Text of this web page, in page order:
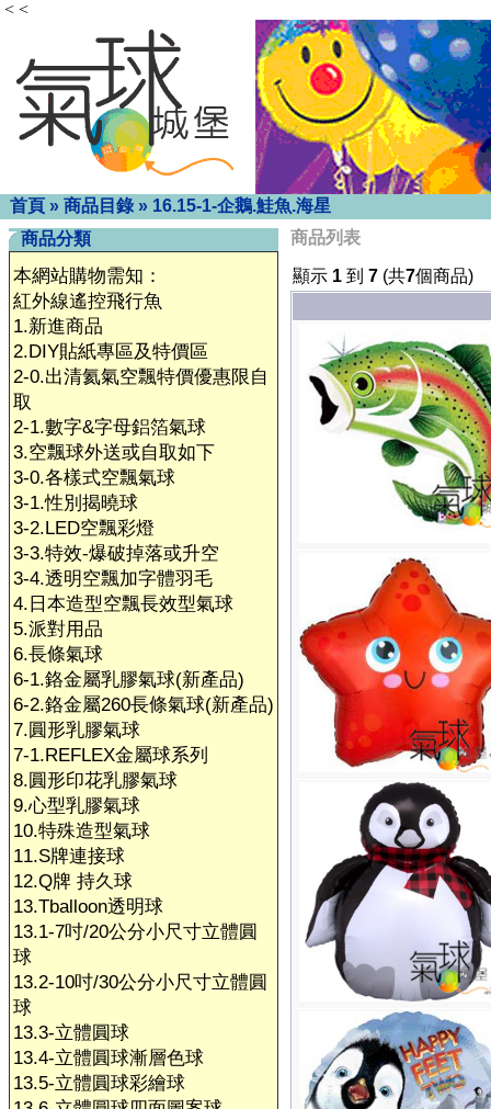
< <
首頁 » 商品目錄 » 16.15-1-企鵝.鮭魚.海星
商品分類
本網站購物需知：
紅外線遙控飛行魚
1.新進商品
2.DIY貼紙專區及特價區
2-0.出清氦氣空飄特價優惠限自
取
2-1.數字&字母鋁箔氣球
3.空飄球外送或自取如下
3-0.各樣式空飄氣球
3-1.性別揭曉球
3-2.LED空飄彩燈
3-3.特效-爆破掉落或升空
3-4.透明空飄加字體羽毛
4.日本造型空飄長效型氣球
5.派對用品
6.長條氣球
6-1.鉻金屬乳膠氣球(新產品)
6-2.鉻金屬260長條氣球(新產品)
7.圓形乳膠氣球
7-1.REFLEX金屬球系列
8.圓形印花乳膠氣球
9.心型乳膠氣球
10.特殊造型氣球
11.S牌連接球
12.Q牌 持久球
13.Tballoon透明球
13.1-7吋/20公分小尺寸立體圓
球
13.2-10吋/30公分小尺寸立體圓
球
13.3-立體圓球
13.4-立體圓球漸層色球
13.5-立體圓球彩繪球
商品列表
顯示 1 到 7 (共7個商品)